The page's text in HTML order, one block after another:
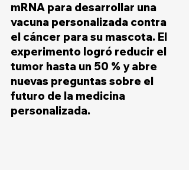
mRNA para desarrollar una
vacuna personalizada contra
el cáncer para su mascota. El
experimento logró reducir el
tumor hasta un 50 % y abre
nuevas preguntas sobre el
futuro de la medicina
personalizada.